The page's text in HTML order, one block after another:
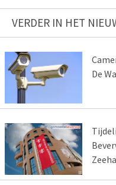
VERDER IN HET
De